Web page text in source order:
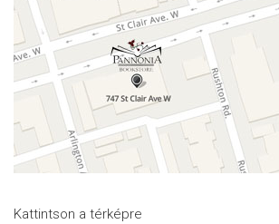
Kattintson a térképre